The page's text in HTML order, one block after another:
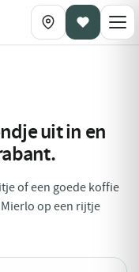
uit in en
.
of een goede koffie
op een rijtje